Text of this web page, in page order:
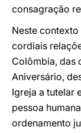
consagração
Neste
cordiais
Colômbia, das
Aniversário,
Igreja a tutelar
pessoa
ordenamento